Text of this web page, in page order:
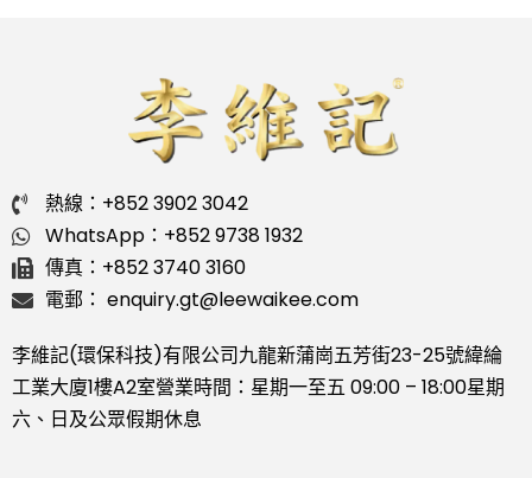
熱線：+852 3902 3042
WhatsApp：+852 9738 1932
傳真：+852 3740 3160
電郵： enquiry.gt@leewaikee.com
李維記(環保科技)有限公司九龍新蒲崗五芳街23-25號緯綸
工業大廈1樓A2室營業時間：星期一至五 09:00 – 18:00星期
六、日及公眾假期休息